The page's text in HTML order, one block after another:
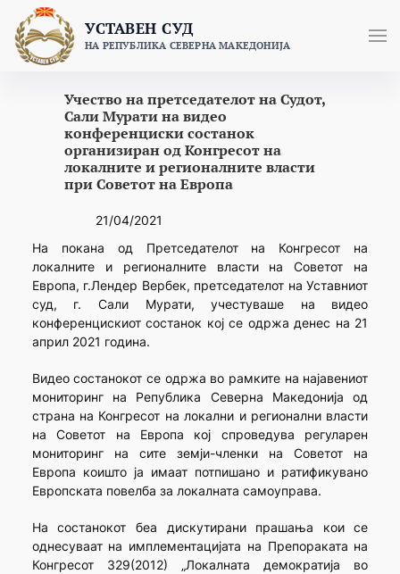
content
УСТАВЕН СУД
НА РЕПУБЛИКА СЕВЕРНА МАКЕДОНИЈА
Учество на претседателот на Судот,
Сали Мурати на видео
конференциски состанок
организиран од Конгресот на
локалните и регионалните власти
при Советот на Европа
21/04/2021
На покана од Претседателот на Конгресот на
локалните и регионалните власти на Советот на
Европа, г.Лендер Вербек, претседателот на Уставниот
суд, г. Сали Мурати, учестуваше на видео
конференцискиот состанок кој се одржа денес на 21
април 2021 година.
Видео состанокот се одржа во рамките на најавениот
мониторинг на Република Северна Македонија од
страна на Конгресот на локални и регионални власти
на Советот на Европа кој спроведува регуларен
мониторинг на сите земји-членки на Советот на
Европа коишто ја имаат потпишано и ратификувано
Европската повелба за локалната самоуправа.
На состанокот беа дискутирани прашања кои се
однесуваат на имплементацијата на Препораката на
Конгресот 329(2012) „Локалната демократија во